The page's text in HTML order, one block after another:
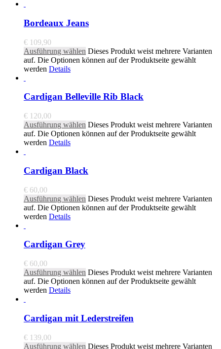
Bordeaux Jeans
€ 109,90
Ausführung wählen Dieses Produkt weist mehrere Varianten
auf. Die Optionen können auf der Produktseite gewählt
werden Details
Cardigan Belleville Rib Black
€ 120,00
Ausführung wählen Dieses Produkt weist mehrere Varianten
auf. Die Optionen können auf der Produktseite gewählt
werden Details
Cardigan Black
€ 60,00
Ausführung wählen Dieses Produkt weist mehrere Varianten
auf. Die Optionen können auf der Produktseite gewählt
werden Details
Cardigan Grey
€ 60,00
Ausführung wählen Dieses Produkt weist mehrere Varianten
auf. Die Optionen können auf der Produktseite gewählt
werden Details
Cardigan mit Lederstreifen
€ 139,00
Ausführung wählen Dieses Produkt weist mehrere Varianten